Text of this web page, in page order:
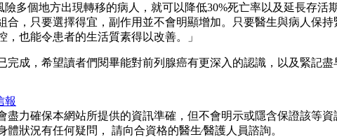
多個地方出現轉移的病人，就可以降低30%死亡率以及延長存
合，只要選擇得宜，副作用並不會明顯增加。只要醫生與病人保
也能令患者的生活質素得以改善。」
成，希望讀者們閱畢能對前列腺癌有更深入的認識，以及緊記盡
報
力確保本網站所提供的資訊準確，但不會明示或隱含保證該等
狀況有任何疑問， 請向合資格的醫生∕醫護人員諮詢。